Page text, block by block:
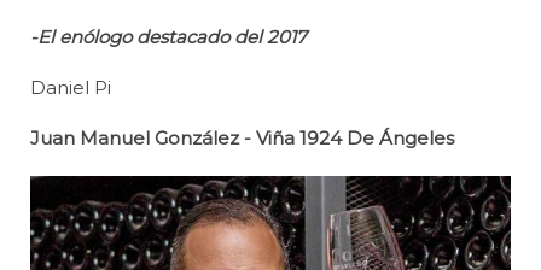
-El enólogo destacado del 2017
Daniel Pi
Juan Manuel González - Viña 1924 De Ángeles